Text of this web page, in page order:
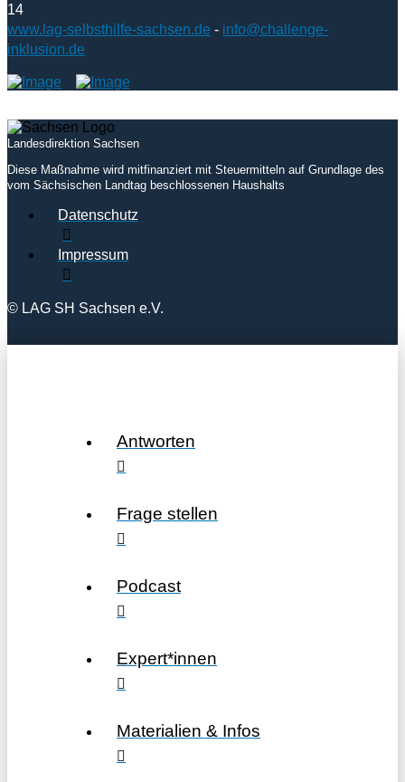
14
www.lag-selbsthilfe-sachsen.de - info@challenge-
inklusion.de
Landesdirektion Sachsen
Diese Maßnahme wird mitfinanziert mit Steuermitteln auf Grundlage des
vom Sächsischen Landtag beschlossenen Haushalts
Datenschutz
Impressum
© LAG SH Sachsen e.V.
Antworten
Frage stellen
Podcast
Expert*innen
Materialien & Infos